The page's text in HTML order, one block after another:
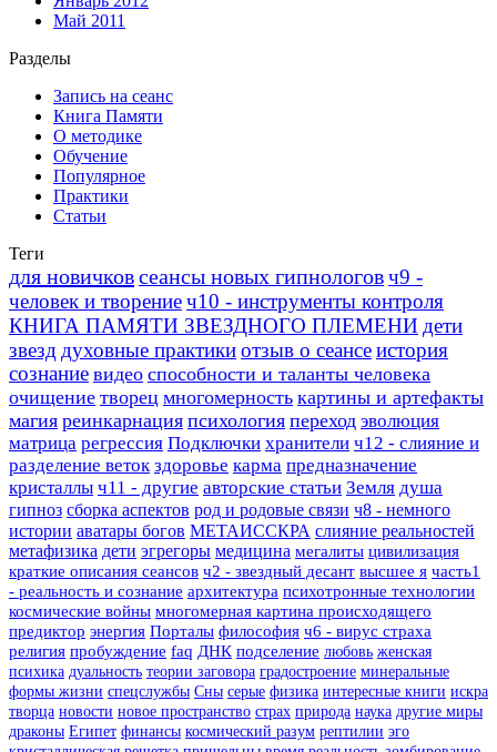
Май 2011
Разделы
Запись на сеанс
Книга Памяти
О методике
Обучение
Популярное
Практики
Статьи
Теги
для новичковсеансы новых гипнологовч9 -
человек и творениеч10 - инструменты контроля
КНИГА ПАМЯТИ ЗВЕЗДНОГО ПЛЕМЕНИ дети
звезд духовные практикиотзыв о сеансеистория
сознание видео способности и таланты человека
очищение творец многомерность картины и артефакты
магия реинкарнация психология переход эволюция
матрица регрессия Подключки хранители ч12 - слияние и
разделение веток здоровье карма предназначение
кристаллы ч11 - другие авторские статьи Земля душа
гипноз сборка аспектов род и родовые связи ч8 - немного
истории аватары богов МЕТАИССКРА слияние реальностей
метафизика дети эгрегоры медицина мегалиты цивилизация
краткие описания сеансов ч2 - звездный десант высшее я часть1
- реальность и сознание архитектура психотронные технологии
космические войны многомерная картина происходящего
предиктор энергия Порталы философия ч6 - вирус страха
религия пробуждение faq ДНК подселение любовь женская
психика дуальность теории заговора градостроение минеральные
формы жизни спецслужбы Сны серые физика интересные книги искра
творца новости новое пространство страх природа наука другие миры
драконы Египет финансы космический разум рептилии эго